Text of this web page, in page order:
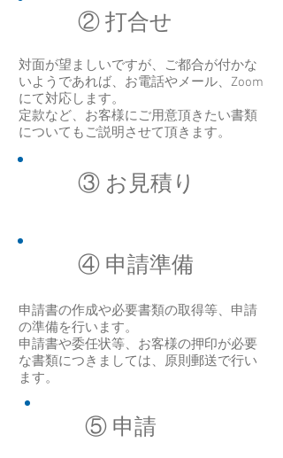
② 打合せ
対面が望ましいですが、ご都合が付かな
いようであれば、お電話やメール、Zoom
にて対応します。
定款など、お客様にご用意頂きたい書類
についてもご説明させて頂きます。
③ お見積り
④ 申請準備
申請書の作成や必要書類の取得等、申請
の準備を行います。
​申請書や委任状等、お客様の押印が必要
な書類につきましては、原則郵送で行い
ます。
⑤ 申請